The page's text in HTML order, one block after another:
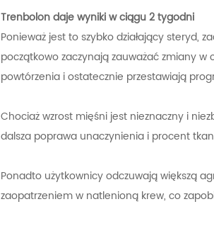
Trenbolon daje wyniki w ciągu 2 tygodni
Ponieważ jest to szybko działający steryd,
początkowo zaczynają zauważać zmiany w
powtórzenia i ostatecznie przestawiają
Chociaż wzrost mięśni jest nieznaczny i
dalsza poprawa unaczynienia i procent
Ponadto użytkownicy odczuwają większą
zaopatrzeniem w natlenioną krew, co